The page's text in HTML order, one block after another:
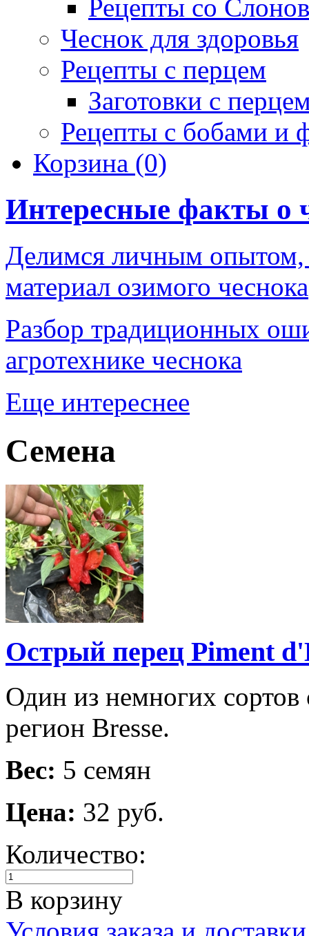
Рецепты со
Чеснок для здоровья
Рецепты с перцем
Заготовки с
Рецепты с бобами и
Корзина (0)
Интересные факты о
Делимся личным опытом,
материал озимого чеснока
Разбор традиционных
агротехнике чеснока
Еще интереснее
Семена
Острый перец Piment
Один из немногих
регион Bresse.
Вес: 5 семян
Цена: 32 руб.
Количество:
В корзину